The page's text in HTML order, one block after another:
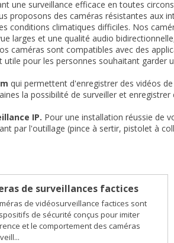
une surveillance efficace en toutes
proposons des caméras résistantes aux
conditions climatiques difficiles. Nos
larges et une qualité audio
caméras sont compatibles avec des
pour les personnes souhaitant garder
qui permettent d'enregistrer des vidéos
la possibilité de surveiller et
IP. Pour une installation réussie de
par l'outillage (pince à sertir, pistolet
de surveillances factices
de vidéosurveillance factices sont
de sécurité conçus pour imiter
et le comportement des caméras